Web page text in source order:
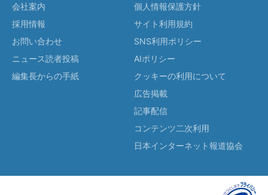
会社案内
採用情報
お問い合わせ
ニュース読者投稿
編集長からの手紙
個人情報保護方針
サイト利用規約
SNS利用ポリシー
AIポリシー
クッキーの利用について
広告掲載
記事配信
コンテンツ二次利用
日本インターネット報道協会